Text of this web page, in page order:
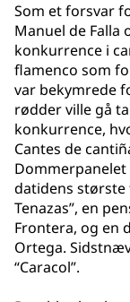
Som et forsvar
Manuel de Falla
konkurrence i
flamenco som
var bekymrede
rødder ville gå
konkurrence,
Cantes de
Dommerpanelet
datidens største
Tenazas”, en
Frontera, og en
Ortega.
“Caracol”.